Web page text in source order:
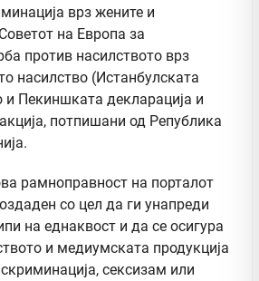
врз жените и
на Европа за
против насилството врз
насилство (Истанбулската
и Пекиншката декларација и
потпишани од Република
рамноправност на порталот
со цел да ги унапреди
на еднаквост и да се осигура
и медиумската продукција
сексизам или